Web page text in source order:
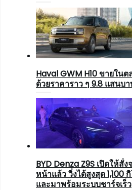
Haval GWM H10 ขายใน
ด้วยราคาราว ๆ 9.8 แสนบ
BYD Denza Z9S เปิดให้สั่ง
หน้าแล้ว วิ่งได้สูงสุด 1,100
และมาพร้อมระบบชาร์จเร็ว